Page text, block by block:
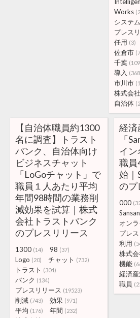
Works
システム
プレス
任用 (3)
佐倉市
千葉
導入
市川市
株式会社
自治体
【自治体職員約1300
名に調査】トラスト
バンク、自治体向け
ビジネスチャット
「LoGoチャット」で
職員１人あたり平均
年間98時間の業務削
減効果を試算｜株式
会社トラストバンク
のプレスリリース
1300 (14) 98 (37)
Logo (20) チャット (732)
トラスト (304)
バンク (134)
プレスリリース (19523)
削減 (743) 効果 (971)
平均 (176) 年間 (232)
経済
「
イ
職員
始｜
のプ
000
Sansan
オン
プレ
利用
株式会
機能
経済
職員